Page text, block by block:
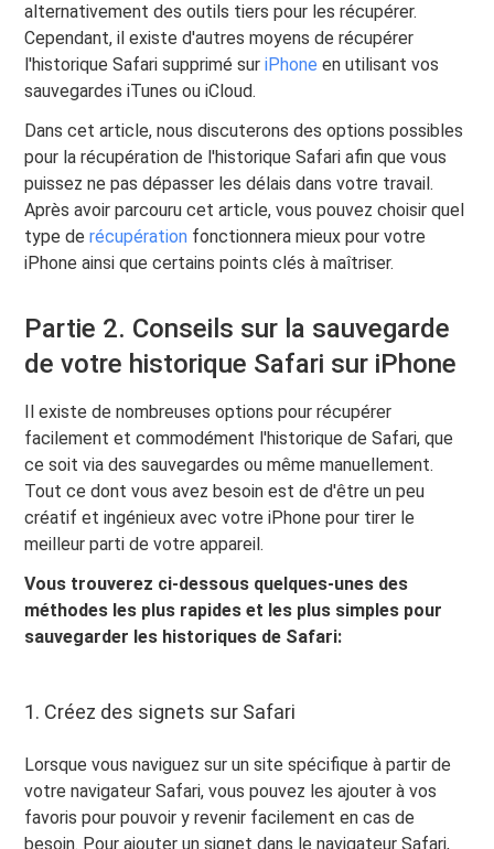
alternativement des outils tiers pour les récupérer.
Cependant, il existe d'autres moyens de récupérer
l'historique Safari supprimé suriPhone en utilisant vos
sauvegardes iTunes ou iCloud.
Dans cet article, nous discuterons des options possibles
pour la récupération de l'historique Safari afin que vous
puissez ne pas dépasser les délais dans votre travail.
Après avoir parcouru cet article, vous pouvez choisir quel
type derécupération fonctionnera mieux pour votre
iPhone ainsi que certains points clés à maîtriser.
Partie 2. Conseils sur la sauvegarde
de votre historique Safari sur iPhone
Il existe de nombreuses options pour récupérer
facilement et commodément l'historique de Safari, que
ce soit via des sauvegardes ou même manuellement.
Tout ce dont vous avez besoin est de d'être un peu
créatif et ingénieux avec votre iPhone pour tirer le
meilleur parti de votre appareil.
Vous trouverez ci-dessous quelques-unes des
méthodes les plus rapides et les plus simples pour
sauvegarder les historiques de Safari:
1. Créez des signets sur Safari
Lorsque vous naviguez sur un site spécifique à partir de
votre navigateur Safari, vous pouvez les ajouter à vos
favoris pour pouvoir y revenir facilement en cas de
besoin. Pour ajouter un signet dans le navigateur Safari,